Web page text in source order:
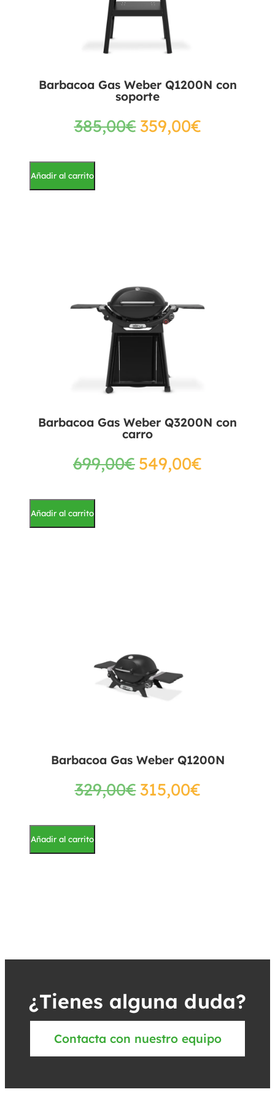
Barbacoa Gas Weber Q1200N con
soporte
385,00€359,00€
Añadir al carrito
Barbacoa Gas Weber Q3200N con
carro
699,00€ 549,00€
Añadir al carrito
Barbacoa Gas Weber Q1200N
329,00€315,00€
Añadir al carrito
¿Tienes alguna duda?
Contacta con nuestro equipo